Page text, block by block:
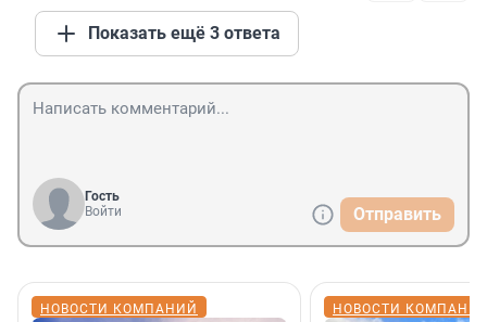
Показать ещё 3 ответа
Гость
Войти
Отправить
НОВОСТИ КОМПАНИЙ НОВОСТИ